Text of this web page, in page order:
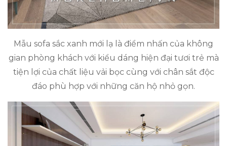
Mẫu sofa sắc xanh mới lạ là điểm nhấn của không
gian phòng khách với kiểu dáng hiện đại tươi trẻ mà
tiện lợi của chất liệu vải bọc cùng với chân sắt độc
đáo phù hợp với những căn hộ nhỏ gọn.